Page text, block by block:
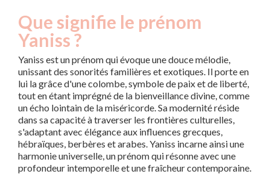
Que signifie le prénom
Yaniss ?
Yaniss est un prénom qui évoque une douce mélodie,
unissant des sonorités familières et exotiques. Il porte en
lui la grâce d'une colombe, symbole de paix et de liberté,
tout en étant imprégné de la bienveillance divine, comme
un écho lointain de la miséricorde. Sa modernité réside
dans sa capacité à traverser les frontières culturelles,
s'adaptant avec élégance aux influences grecques,
hébraïques, berbères et arabes. Yaniss incarne ainsi une
harmonie universelle, un prénom qui résonne avec une
profondeur intemporelle et une fraîcheur contemporaine.